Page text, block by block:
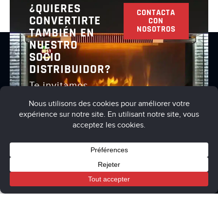
¿QUIERES
CONVERTIRTE
TAMBIÉN EN
NUESTRO
SOCIO
DISTRIBUIDOR?
Te invitamos
contacto con
nosotros para
hablar de
CONTACTA
CON
NOSOTROS
Condiciones de usoPolítica de privacidad
Cart
My account
Boutique